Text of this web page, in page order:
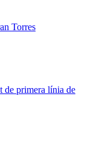
Torres
de primera línia de